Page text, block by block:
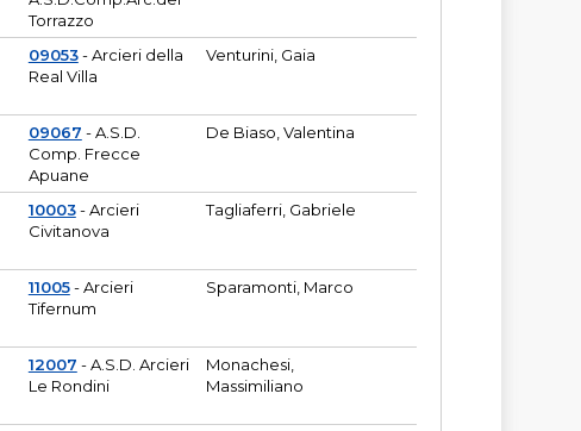
Torrazzo
09053- Arcieri della
Real Villa
Venturini, Gaia
09067 - A.S.D.
Comp. Frecce
Apuane
De Biaso, Valentina
10003- Arcieri
Civitanova
Tagliaferri, Gabriele
11005- Arcieri
Tifernum
Sparamonti, Marco
12007 - A.S.D. Arcieri
Le Rondini
Monachesi,
Massimiliano